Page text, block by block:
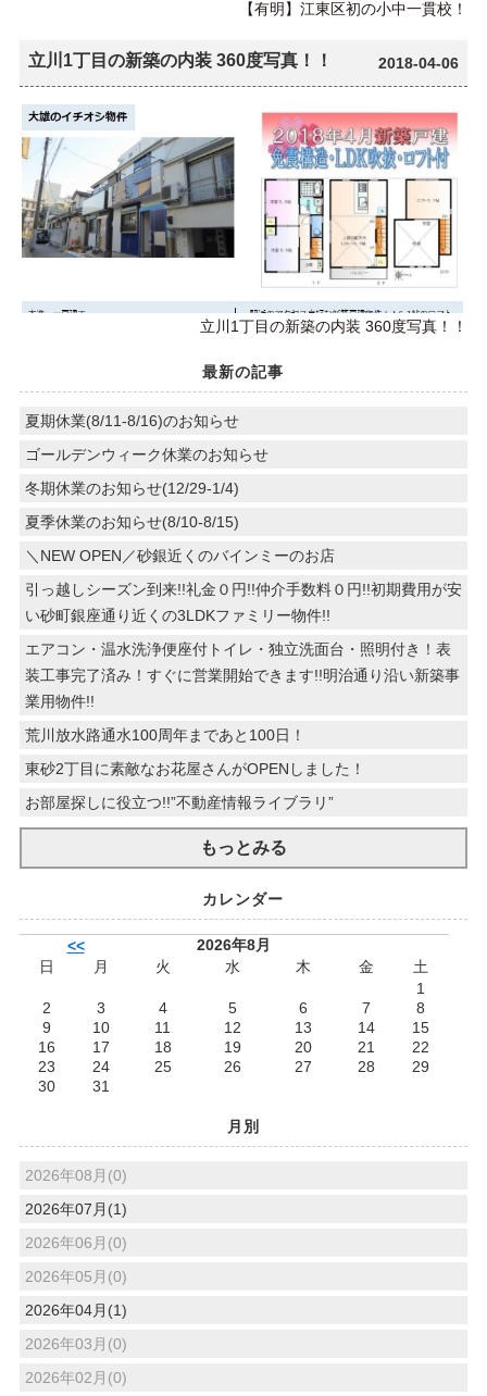
【有明】江東区初の小中一貫校！
立川1丁目の新築の内装 360度写真！！ 2018-04-06
立川1丁目の新築の内装 360度写真！！
最新の記事
夏期休業(8/11-8/16)のお知らせ
ゴールデンウィーク休業のお知らせ
冬期休業のお知らせ(12/29-1/4)
夏季休業のお知らせ(8/10-8/15)
＼NEW OPEN／砂銀近くのバインミーのお店
引っ越しシーズン到来!!礼金０円!!仲介手数料０円!!初期費用が安
い砂町銀座通り近くの3LDKファミリー物件!!
エアコン・温水洗浄便座付トイレ・独立洗面台・照明付き！表
装工事完了済み！すぐに営業開始できます!!明治通り沿い新築事
業用物件!!
荒川放水路通水100周年まであと100日！
東砂2丁目に素敵なお花屋さんがOPENしました！
お部屋探しに役立つ!!”不動産情報ライブラリ”
もっとみる
カレンダー
<<
2026年8月
日
月 火 水 木 金
土
1
2
3 4 5 6 7
8
9
10 11 12 13 14
15
16
17 18 19 20 21
22
23
24 25 26 27 28
29
30
31
月別
2026年08月(0)
2026年07月(1)
2026年06月(0)
2026年05月(0)
2026年04月(1)
2026年03月(0)
2026年02月(0)